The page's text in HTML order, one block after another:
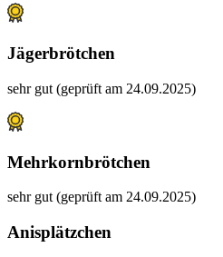
Jägerbrötchen
sehr gut (geprüft am 24.09.2025)
Mehrkornbrötchen
sehr gut (geprüft am 24.09.2025)
Anisplätzchen